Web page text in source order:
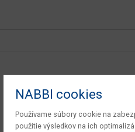
NABBI cookies
Používame súbory cookie na
použitie výsledkov na ich